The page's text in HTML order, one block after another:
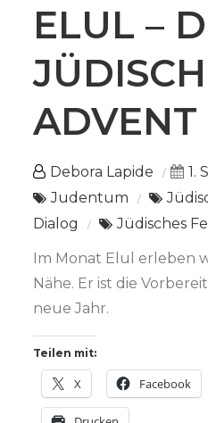
ELUL –
ADVENT
Debora Lapide
1.
Judentum
Dialog
Jüdisches
Im Monat Elul erleben
Nähe. Er ist die
neue Jahr.
Teilen mit:
X Facebook